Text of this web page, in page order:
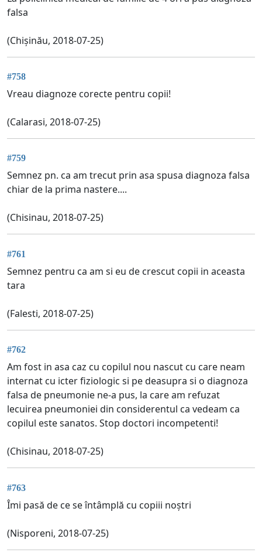
falsa
(Chișinău, 2018-07-25)
#758
Vreau diagnoze corecte pentru copii!
(Calarasi, 2018-07-25)
#759
Semnez pn. ca am trecut prin asa spusa diagnoza falsa
chiar de la prima nastere....
(Chisinau, 2018-07-25)
#761
Semnez pentru ca am si eu de crescut copii in aceasta
tara
(Falesti, 2018-07-25)
#762
Am fost in asa caz cu copilul nou nascut cu care neam
internat cu icter fiziologic si pe deasupra si o diagnoza
falsa de pneumonie ne-a pus, la care am refuzat
lecuirea pneumoniei din considerentul ca vedeam ca
copilul este sanatos. Stop doctori incompetenti!
(Chisinau, 2018-07-25)
#763
Îmi pasă de ce se întâmplă cu copiii noștri
(Nisporeni, 2018-07-25)